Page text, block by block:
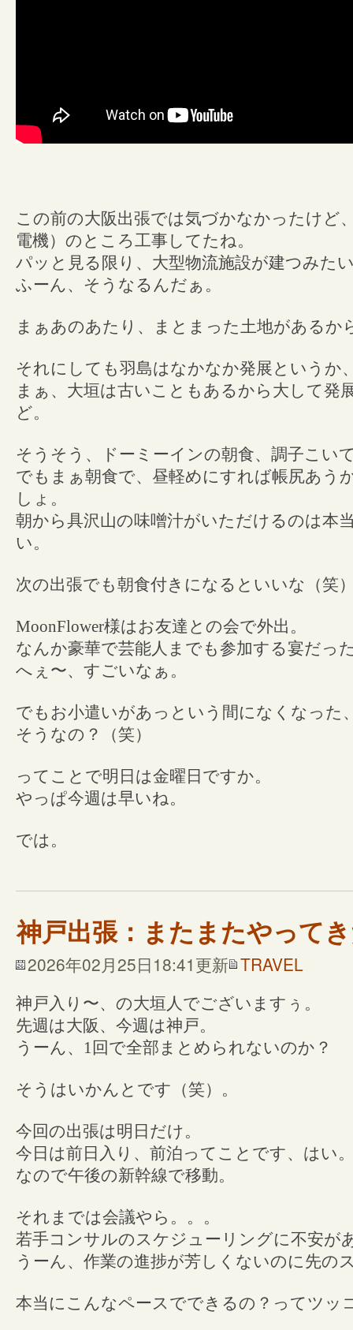
この前の大阪出張では気づかなかったけど
電機）のところ工事してたね。
パッと見る限り、大型物流施設が建つみた
ふーん、そうなるんだぁ。
まぁあのあたり、まとまった土地があるか
それにしても羽島はなかなか発展というか
まぁ、大垣は古いこともあるから大して発
ど。
そうそう、ドーミーインの朝食、調子こい
でもまぁ朝食で、昼軽めにすれば帳尻あう
しょ。
朝から具沢山の味噌汁がいただけるのは本
い。
次の出張でも朝食付きになるといいな（笑
MoonFlower様はお友達との会で外出。
なんか豪華で芸能人までも参加する宴だっ
へぇ〜、すごいなぁ。
でもお小遣いがあっという間になくなった
そうなの？（笑）
ってことで明日は金曜日ですか。
やっぱ今週は早いね。
では。
神戸出張：またまたやって
2026年02月25日18:41更新 TRAVEL
神戸入り〜、の大垣人でございますぅ。
先週は大阪、今週は神戸。
うーん、1回で全部まとめられないのか？
そうはいかんとです（笑）。
今回の出張は明日だけ。
今日は前日入り、前泊ってことです、はい
なので午後の新幹線で移動。
それまでは会議やら。。。
若手コンサルのスケジューリングに不安が
うーん、作業の進捗が芳しくないのに先
本当にこんなペースでできるの？ってツッ